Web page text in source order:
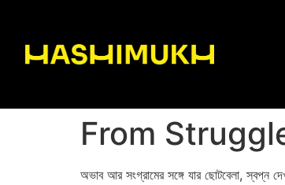
From
অভাব আর সংগ্রামের সঙ্গে যার ছোটবেলা, স্বপ্ন